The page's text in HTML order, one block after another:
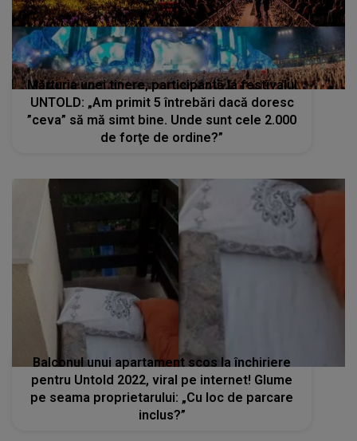
Mărturia unei tinere, participantă la festivalul
UNTOLD: „Am primit 5 întrebări dacă doresc
”ceva” să mă simt bine. Unde sunt cele 2.000
de forţe de ordine?”
Balconul unui apartament scos la închiriere
pentru Untold 2022, viral pe internet! Glume
pe seama proprietarului: „Cu loc de parcare
inclus?”